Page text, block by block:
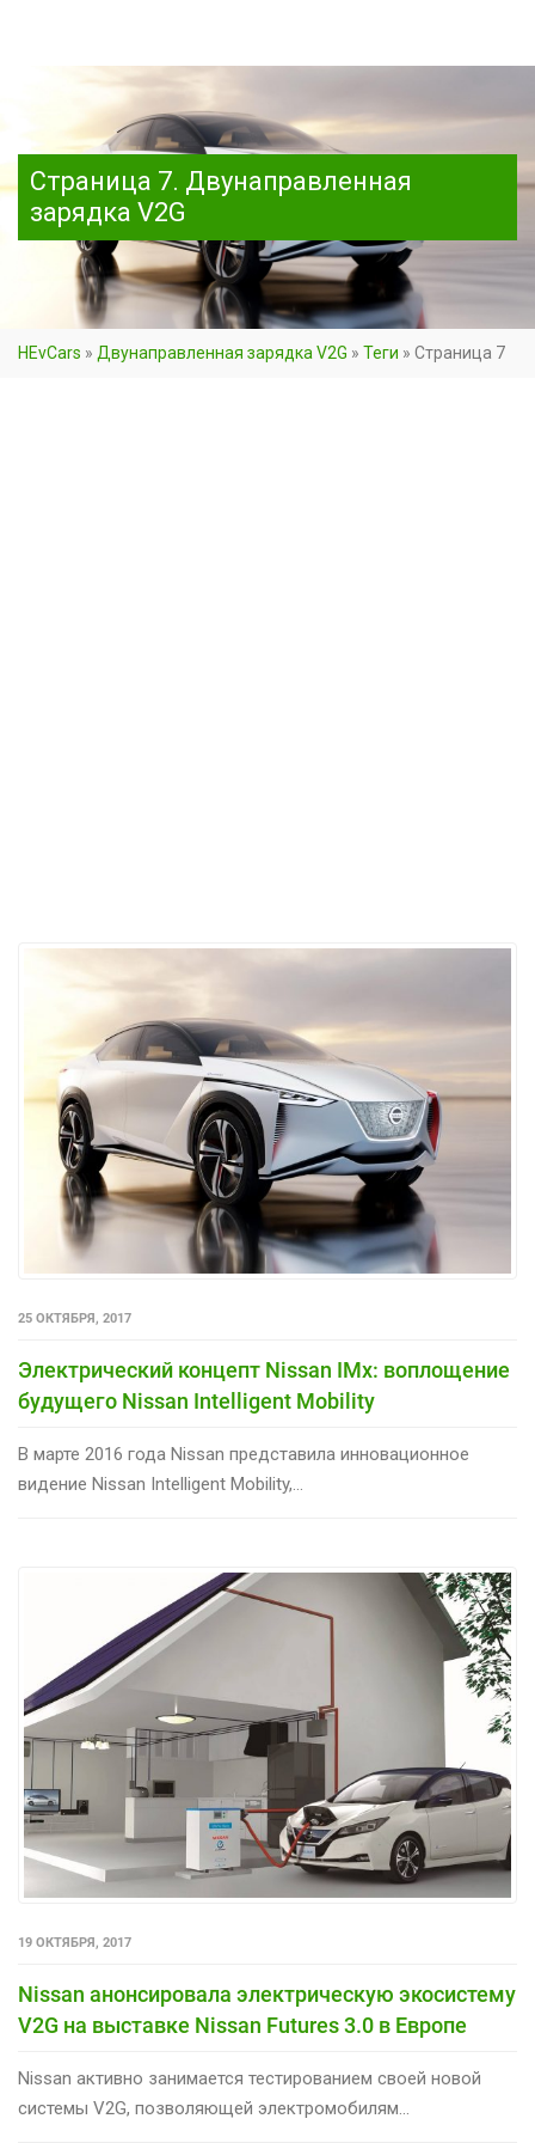
Страница 7. Двунаправленная
зарядка V2G
HEvCars » Двунаправленная зарядка V2G » Теги » Страница 7
25 ОКТЯБРЯ, 2017
Электрический концепт Nissan IMx: воплощение
будущего Nissan Intelligent Mobility
В марте 2016 года Nissan представила инновационное
видение Nissan Intelligent Mobility,...
19 ОКТЯБРЯ, 2017
Nissan анонсировала электрическую экосистему
V2G на выставке Nissan Futures 3.0 в Европе
Nissan активно занимается тестированием своей новой
системы V2G, позволяющей электромобилям...